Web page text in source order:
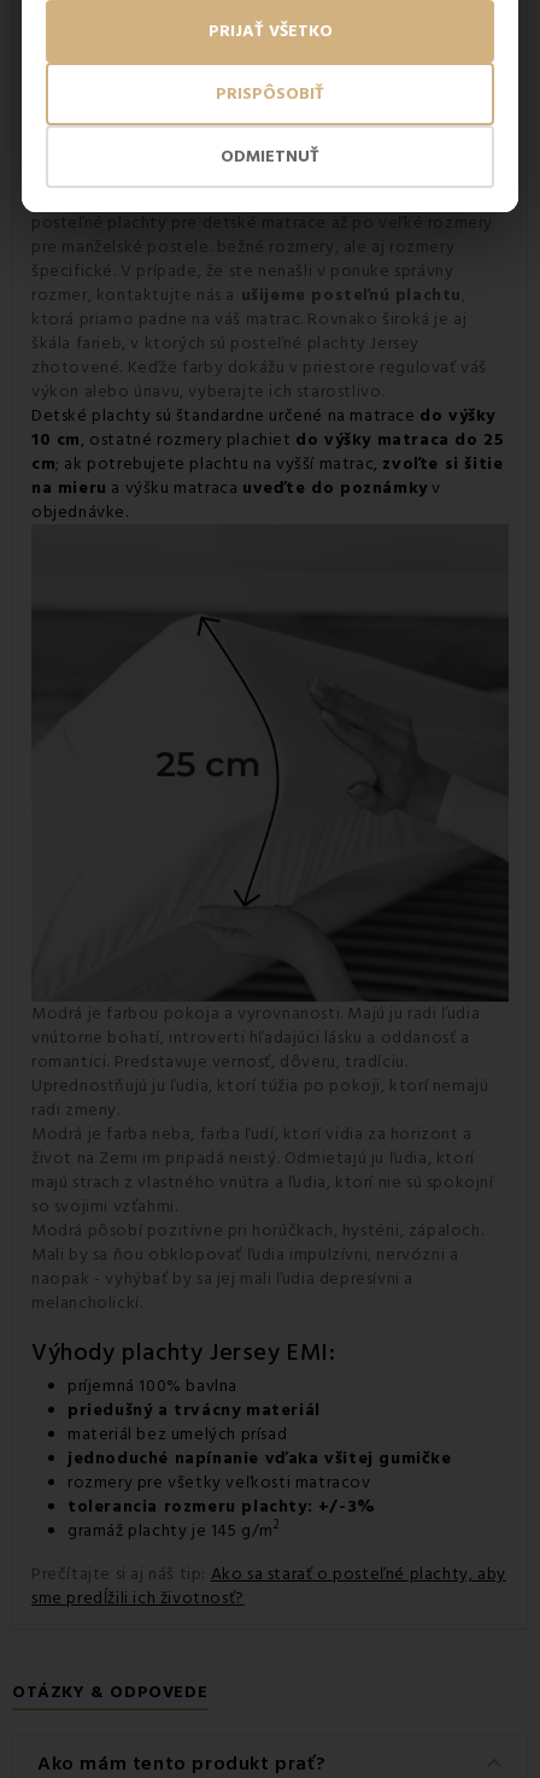
ODMIETNUŤ
PRISPÔSOBIŤ
PRIJAŤ VŠETKO
nazbieranú plachtu nebudete musieť ráno vyrovnávať.
Posteľné plachty Jersey EMInetreba žehliť
plachte žiarivé farby, hygienickú čistotu a príjemnú vôňu, s
ktorou bude vaše zaspávanie ešte príjemnejšie.
Široká škála rozmerov a farieb
posteľné plachty pre detské matrace až po veľké rozmery
pre manželské postele. bežné rozmery, ale aj rozmery
špecifické. V prípade, že ste nenašli v ponuke správny
rozmer, kontaktujte nás a ušijeme posteľnú plachtu,
ktorá priamo padne na váš matrac. Rovnako široká je aj
škála farieb, v ktorých sú posteľné plachty Jersey
zhotovené. Keďže farby dokážu v priestore regulovať váš
výkon alebo únavu, vyberajte ich starostlivo.
Detské plachty sú štandardne určené na matrace do výšky
10 cm, ostatné rozmery plachiet do výšky matraca do 25
cm; ak potrebujete plachtu na vyšší matrac, zvoľte si šitie
na mieru a výšku matraca uveďte do poznámkyv
objednávke.
Modrá je farbou pokoja a vyrovnanosti. Majú ju radi ľudia
vnútorne bohatí, introverti hľadajúci lásku a oddanosť a
romantici. Predstavuje vernosť, dôveru, tradíciu.
Uprednostňujú ju ľudia, ktorí túžia po pokoji, ktorí nemajú
radi zmeny.
Modrá je farba neba, farba ľudí, ktorí vidia za horizont a
život na Zemi im pripadá neistý. Odmietajú ju ľudia, ktorí
majú strach z vlastného vnútra a ľudia, ktorí nie sú spokojní
so svojimi vzťahmi.
Modrá pôsobí pozitívne pri horúčkach, hystérii, zápaloch.
Mali by sa ňou obklopovať ľudia impulzívni, nervózni a
naopak - vyhýbať by sa jej mali ľudia depresívni a
melancholickí.
Výhody plachty Jersey EMI:
príjemná 100% bavlna
priedušný a trvácny materiál
materiál bez umelých prísad
jednoduché napínanie vďaka všitej gumičke
rozmery pre všetky veľkosti matracov
tolerancia rozmeru plachty: +/-3%
gramáž plachty je 145 g/m2
Prečítajte si aj náš tip: Ako sa starať o posteľné plachty, aby
sme predĺžili ich životnosť?
OTÁZKY & ODPOVEDE
Ako mám tento produkt prať? keyboard_arrow_down